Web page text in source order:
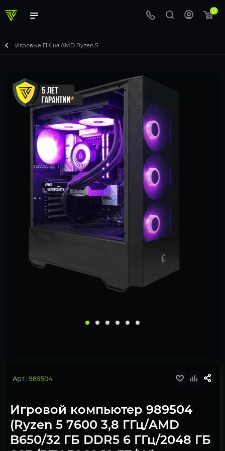
0
Игровые ПК на AMD Ryzen 5
Арт.: 989504
Игровой компьютер 989504
(Ryzen 5 7600 3,8 ГГц/AMD
B650/32 ГБ DDR5 6 ГГц/2048 ГБ